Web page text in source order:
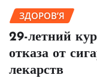
ЗДОРОВ’Я
29-летний
отказа от
лекарств